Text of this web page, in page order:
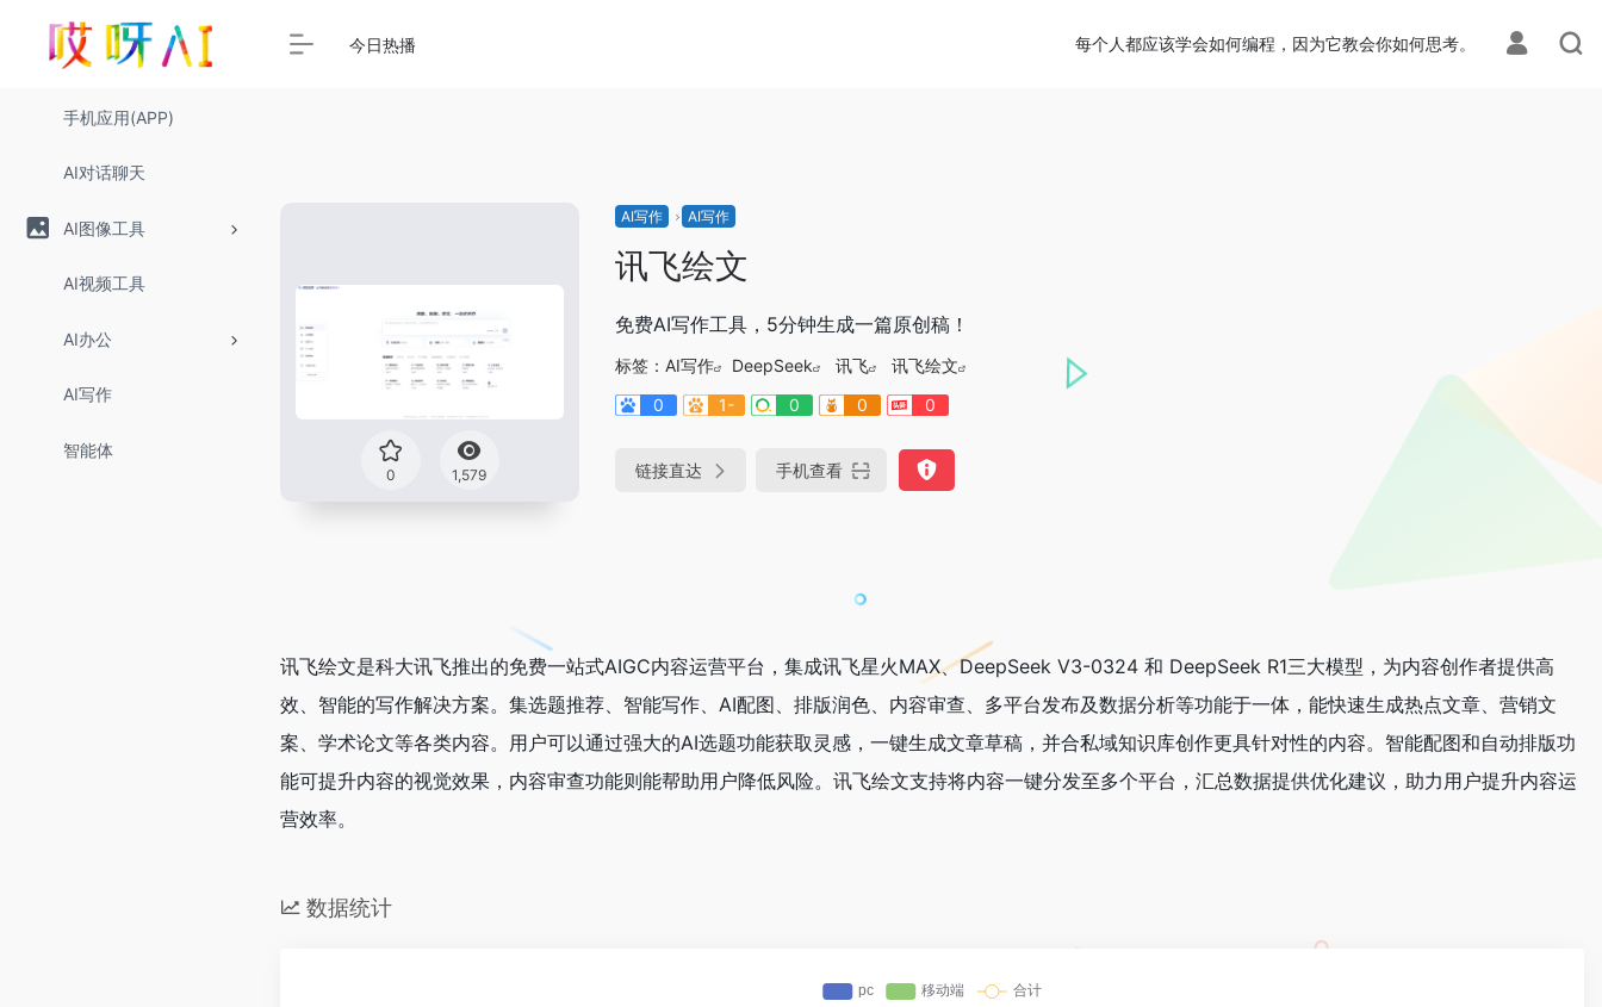
手机应用(APP)
AI对话聊天
AI图像工具
AI视频工具
AI办公
AI写作
智能体
今日热播 每个人都应该学会如何编程，因为它教会你如何思考。
0 1,579
AI写作 AI写作
讯飞绘文
免费AI写作工具，5分钟生成一篇原创稿！
标签： AI写作 DeepSeek 讯飞
讯飞绘文
0
1- 0 0 0
链接直达 手机查看
讯飞绘文是科大讯飞推出的免费一站式AIGC内容运营平台，集成讯飞星火MAX、DeepSeek V3-0324 和 DeepSeek R1三大模型，为内容创作者提供高
效、智能的写作解决方案。集选题推荐、智能写作、AI配图、排版润色、内容审查、多平台发布及数据分析等功能于一体，能快速生成热点文章、营销文
案、学术论文等各类内容。用户可以通过强大的AI选题功能获取灵感，一键生成文章草稿，并合私域知识库创作更具针对性的内容。智能配图和自动排版功
能可提升内容的视觉效果，内容审查功能则能帮助用户降低风险。讯飞绘文支持将内容一键分发至多个平台，汇总数据提供优化建议，助力用户提升内容运
营效率。
数据统计